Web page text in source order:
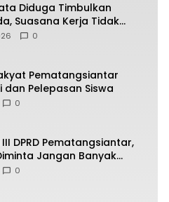
Diduga Timbulkan
Suasana Kerja Tidak
0
Pematangsiantar
dan Pelepasan Siswa
0
III DPRD Pematangsiantar,
Jangan Banyak
0